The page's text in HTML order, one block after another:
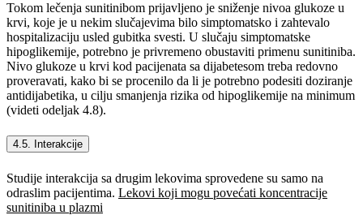
Tokom lečenja sunitinibom prijavljeno je sniženje nivoa glukoze u
krvi, koje je u nekim slučajevima bilo simptomatsko i zahtevalo
hospitalizaciju usled gubitka svesti. U slučaju simptomatske
hipoglikemije, potrebno je privremeno obustaviti primenu sunitiniba.
Nivo glukoze u krvi kod pacijenata sa dijabetesom treba redovno
proveravati, kako bi se procenilo da li je potrebno podesiti doziranje
antidijabetika, u cilju smanjenja rizika od hipoglikemije na minimum
(videti odeljak 4.8).
4.5. Interakcije
Studije interakcija sa drugim lekovima sprovedene su samo na
odraslim pacijentima. Lekovi koji mogu povećati koncentracije
sunitiniba u plazmi